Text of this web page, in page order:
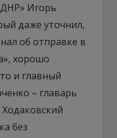
Игорь
даже уточнил,
об отправке в
хорошо
и главный
– главарь
без